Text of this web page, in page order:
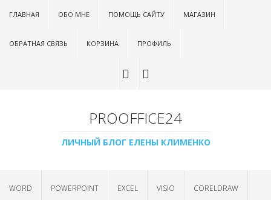
ГЛАВНАЯ ОБО МНЕ ПОМОЩЬ САЙТУ МАГАЗИН
ОБРАТНАЯ СВЯЗЬ КОРЗИНА ПРОФИЛЬ
PROOFFICE24
ЛИЧНЫЙ БЛОГ ЕЛЕНЫ КЛИМЕНКО
WORD POWERPOINT EXCEL VISIO CORELDRAW